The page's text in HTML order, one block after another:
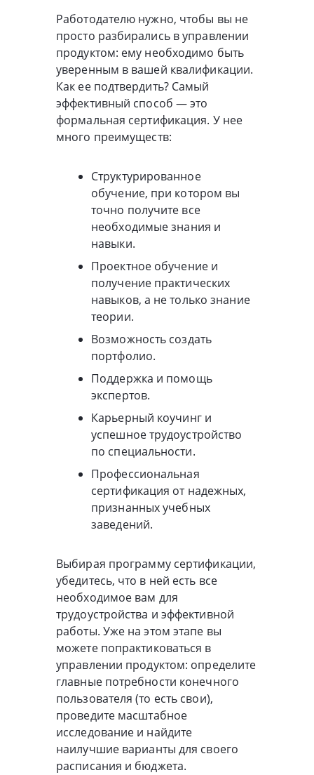
Работодателю нужно, чтобы вы не
просто разбирались в управлении
продуктом: ему необходимо быть
уверенным в вашей квалификации.
Как ее подтвердить? Самый
эффективный способ — это
формальная сертификация. У нее
много преимуществ:
Структурированное
обучение, при котором вы
точно получите все
необходимые знания и
навыки.
Проектное обучение и
получение практических
навыков, а не только знание
теории.
Возможность создать
портфолио.
Поддержка и помощь
экспертов.
Карьерный коучинг и
успешное трудоустройство
по специальности.
Профессиональная
сертификация от надежных,
признанных учебных
заведений.
Выбирая программу сертификации,
убедитесь, что в ней есть все
необходимое вам для
трудоустройства и эффективной
работы. Уже на этом этапе вы
можете попрактиковаться в
управлении продуктом: определите
главные потребности конечного
пользователя (то есть свои),
проведите масштабное
исследование и найдите
наилучшие варианты для своего
расписания и бюджета.